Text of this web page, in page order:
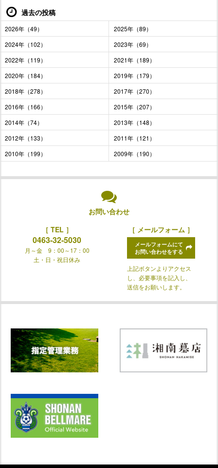
過去の投稿
2026年（49）
2025年（89）
2024年（102）
2023年（69）
2022年（119）
2021年（189）
2020年（184）
2019年（179）
2018年（278）
2017年（270）
2016年（166）
2015年（207）
2014年（74）
2013年（148）
2012年（133）
2011年（121）
2010年（199）
2009年（190）
お問い合わせ
［ TEL ］
0463-32-5030
月～金 9：00～17：00
土・日・祝日休み
［ メールフォーム ］
メールフォームにて
お問い合わせをする
上記ボタンよりアクセス
し、必要事項を記入し、
送信をお願いします。